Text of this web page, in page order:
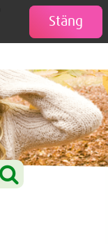
Stäng